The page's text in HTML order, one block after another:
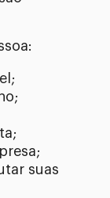
suas